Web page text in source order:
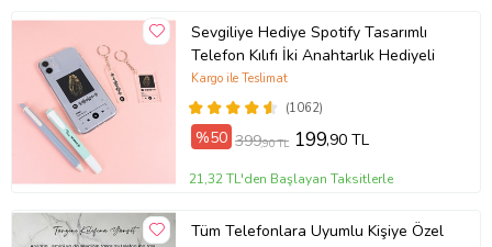
Sevgiliye Hediye Spotify Tasarımlı
Telefon Kılıfı İki Anahtarlık Hediyeli
(1062)
Kargo ile Teslimat
%50 399,90 TL 199,90 TL
21,32 TL'den Başlayan Taksitlerle
Tüm Telefonlara Uyumlu Kişiye Özel